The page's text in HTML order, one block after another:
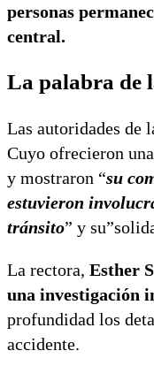
personas
central.
La palabra de
Las autoridades de
Cuyo ofrecieron
y mostraron “su
estuvieron
tránsito” y
La rectora, Esther
una investigación
profundidad los
accidente.